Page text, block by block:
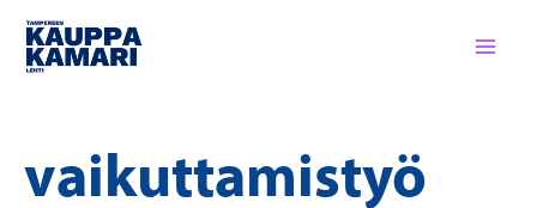
Siirry
sisältöön
vaikuttamistyö